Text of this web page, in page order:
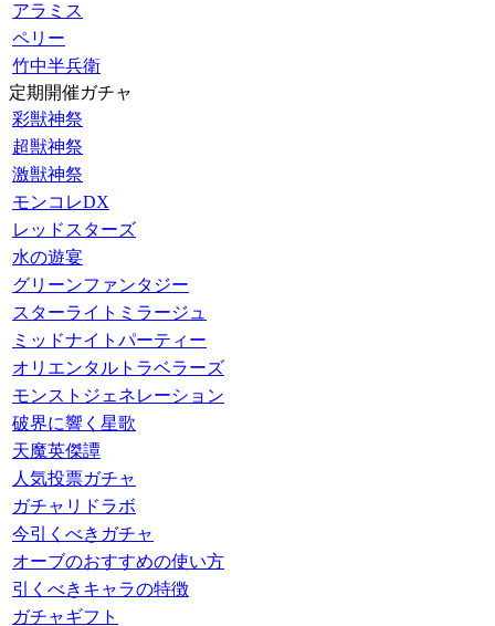
アラミス
ペリー
竹中半兵衛
定期開催ガチャ
彩獣神祭
超獣神祭
激獣神祭
モンコレDX
レッドスターズ
水の遊宴
グリーンファンタジー
スターライトミラージュ
ミッドナイトパーティー
オリエンタルトラベラーズ
モンストジェネレーション
破界に響く星歌
天魔英傑譚
人気投票ガチャ
ガチャリドラボ
今引くべきガチャ
オーブのおすすめの使い方
引くべきキャラの特徴
ガチャギフト